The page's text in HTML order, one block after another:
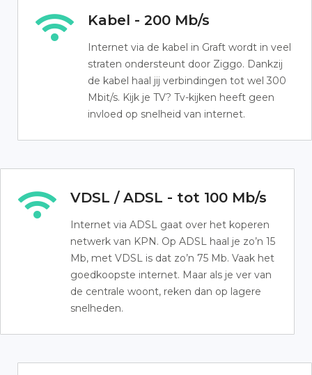
Kabel - 200 Mb/s
Internet via de kabel in Graft wordt in veel
straten ondersteunt door Ziggo. Dankzij
de kabel haal jij verbindingen tot wel 300
Mbit/s. Kijk je TV? Tv-kijken heeft geen
invloed op snelheid van internet.
VDSL / ADSL - tot 100 Mb/s
Internet via ADSL gaat over het koperen
netwerk van KPN. Op ADSL haal je zo’n 15
Mb, met VDSL is dat zo’n 75 Mb. Vaak het
goedkoopste internet. Maar als je ver van
de centrale woont, reken dan op lagere
snelheden.